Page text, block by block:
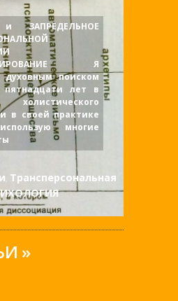
ЗАПРЕДЕЛЬНОЕ
Я
духовным поиском
лет в
в своей практике
многие
, Трансперсональная
»